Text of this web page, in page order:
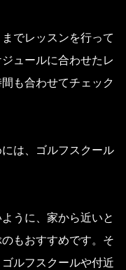
でレッスンを行って
ュールに合わせたレ
も合わせてチェック
は、ゴルフスクール
うに、家から近いと
もおすすめです。そ
ルフスクールや付近